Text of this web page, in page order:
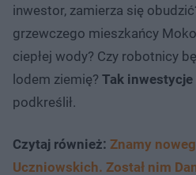
inwestor, zamierza się
grzewczego mieszkańcy
ciepłej wody? Czy robotnicy
lodem ziemię? Tak
podkreślił.
Czytaj również: Znamy
Uczniowskich. Został nim